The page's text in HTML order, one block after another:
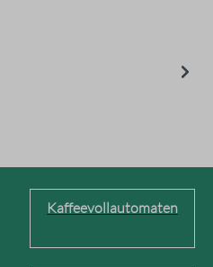
Kaffeevollautomaten